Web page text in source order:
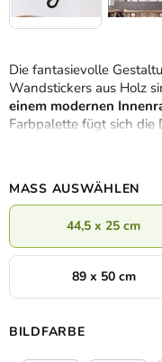
Die fantasievolle
Wandstickers aus Holz
einem modernen
Farbpalette fügt sich die
MASS AUSWÄHLEN
44,5 x 25 cm
89 x 50 cm
BILDFARBE